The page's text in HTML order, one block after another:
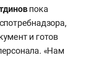
пока
и готов
«Нам